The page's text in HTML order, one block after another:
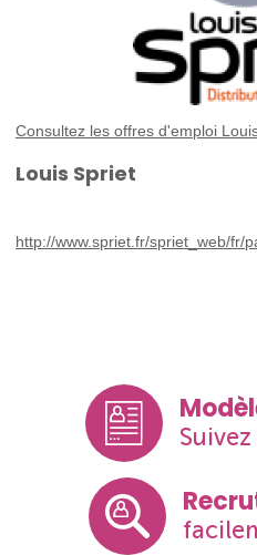
Consultez les offres d'emploi
Louis Spriet
http://www.spriet.fr/spriet_web/fr/